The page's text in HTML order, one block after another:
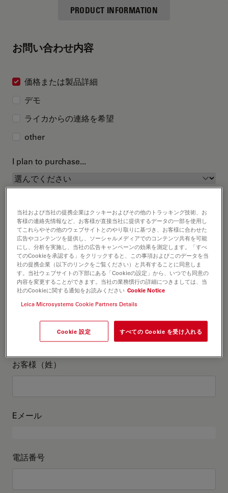
PRODUCT INFORMATION
お問い合わせ内容
価格または製品詳細
デモ
ライカからの連絡を希望
other
I plan to purchase...
お客様情報
役職 オプションの
お客様（姓）
Eメール
電話番号
当社および当社の提携企業はクッキーおよびその他のトラッキング技術、お
客様の連絡先情報など、お客様が直接当社に提供するデータの一部を使用し
てこれらやその他のウェブサイトとのやり取りに基づき、お客様に合わせた
広告やコンテンツを提供し、ソーシャルメディアでのコンテンツ共有を可能
にし、分析を実施し、当社の広告キャンペーンの効果を測定します。「すべ
てのCookieを承認する」をクリックすると、この事項およびこのデータを当
社の提携企業（以下のリンクをご覧ください）と共有することに同意しま
す。当社ウェブサイトの下部にある「Cookieの設定」から、いつでも同意の
内容を変更することができます。当社の業務慣行の詳細につきましては、当
社のCookieに関する通知をお読みください Cookie Notice
Leica Microsystems Cookie Partners Details
Cookie 設定 すべての Cookie を受け入れる